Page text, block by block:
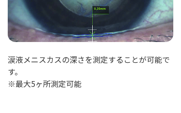
涙液メニスカスの深さを測定することが可能で
す。
※最大5ヶ所測定可能